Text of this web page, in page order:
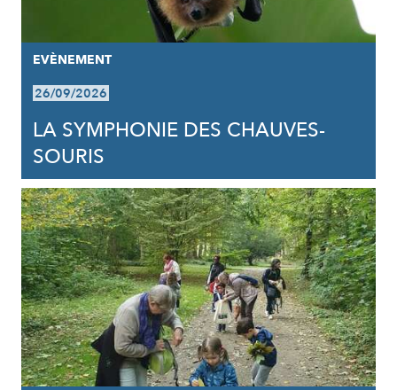
EVÈNEMENT
26/09/2026
LA SYMPHONIE DES CHAUVES-
SOURIS